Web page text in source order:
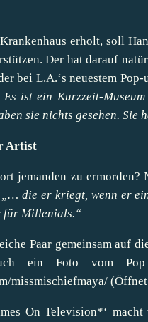
erholt, soll
Der hat darauf
bei L.A.‘s neuestem Pop-
ist ein Kurzzeit-
sie nichts gesehen. Sie
Artist
jemanden zu
„… die er kriegt, wenn er
für Millenials.“
Paar gemeinsam auf
ein Foto vom
missmischiefmaya/ (Öffnet
On Television*‘